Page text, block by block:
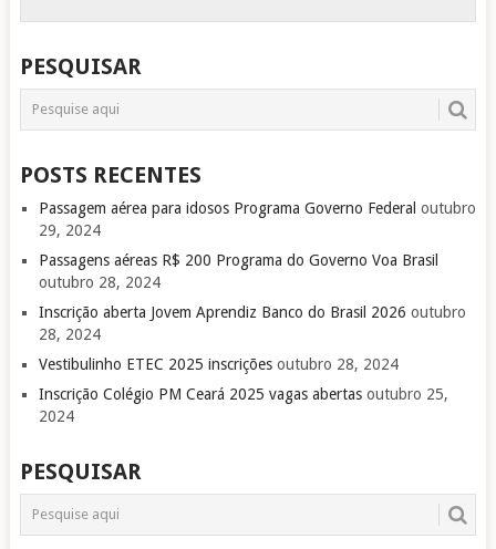
PESQUISAR
POSTS RECENTES
Passagem aérea para idosos Programa Governo Federal outubro
29, 2024
Passagens aéreas R$ 200 Programa do Governo Voa Brasil
outubro 28, 2024
Inscrição aberta Jovem Aprendiz Banco do Brasil 2026 outubro
28, 2024
Vestibulinho ETEC 2025 inscrições outubro 28, 2024
Inscrição Colégio PM Ceará 2025 vagas abertas outubro 25,
2024
PESQUISAR